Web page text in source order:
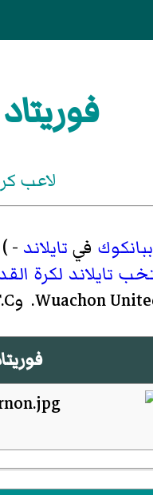
لاعب
ببانكوك في تايلاند -
تايلاند لكرة
وPakchong United F.C.